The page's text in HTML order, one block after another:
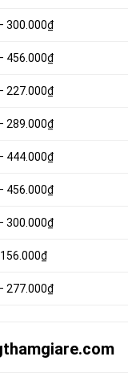
300.000₫
456.000₫
227.000₫
289.000₫
444.000₫
456.000₫
300.000₫
156.000₫
277.000₫